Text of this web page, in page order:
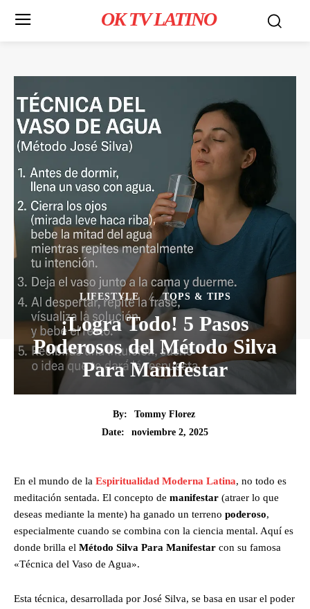
OK TV LATINO
LIFESTYLE TOPS & TIPS
¡Logra Todo! 5 Pasos
Poderosos del Método Silva
Para Manifestar
By:
Tommy Florez
Date:
noviembre 2, 2025
En el mundo de la Espiritualidad Moderna Latina, no todo es
meditación sentada. El concepto de manifestar (atraer lo que
deseas mediante la mente) ha ganado un terreno poderoso,
especialmente cuando se combina con la ciencia mental. Aquí es
donde brilla el Método Silva Para Manifestar con su famosa
«Técnica del Vaso de Agua».
Esta técnica, desarrollada por José Silva, se basa en usar el poder